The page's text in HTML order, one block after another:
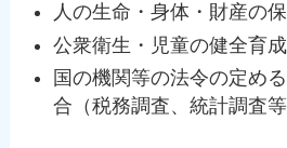
人の生命・身体・財産の
公衆衛生・児童の健全育
国の機関等の法令の定め
合（税務調査、統計調査等